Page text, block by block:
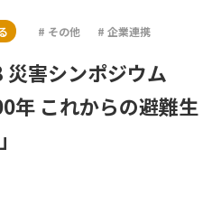
その他 企業連携
災害シンポジウム
年 これからの避難生